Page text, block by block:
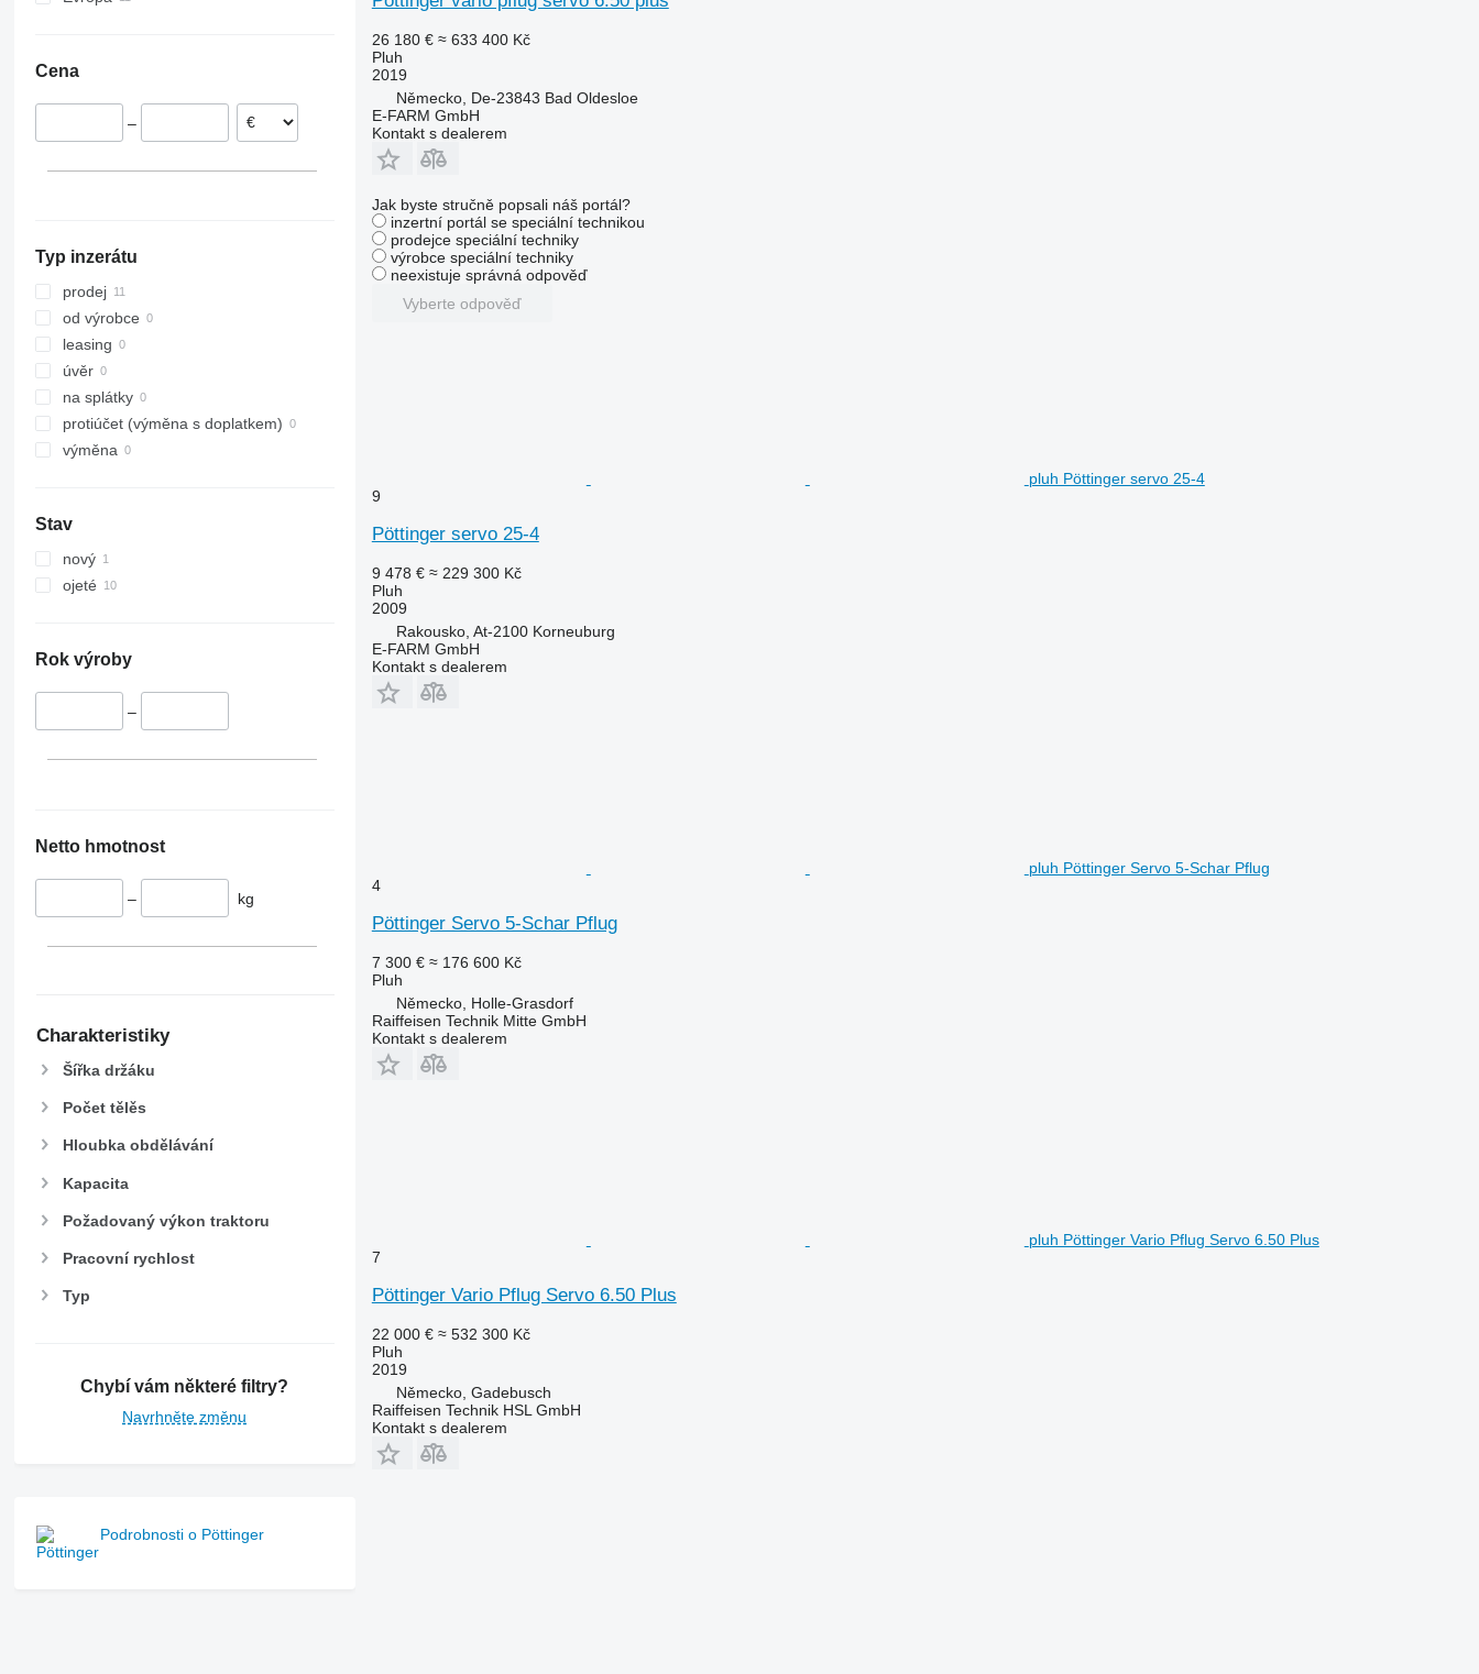
Cena
–
Typ inzerátu
prodej
od výrobce
leasing
úvěr
na splátky
protiúčet (výměna s doplatkem)
výměna
Stav
nový
ojeté
Rok výroby
–
Netto hmotnost
– kg
Charakteristiky
Šířka držáku
Počet tělěs
Hloubka obdělávání
Kapacita
Požadovaný výkon traktoru
Pracovní rychlost
Typ
Chybí vám některé filtry?
Navrhněte změnu
Podrobnosti o Pöttinger
26 180 € ≈ 633 400 Kč
Pluh
2019
Německo, De-23843 Bad Oldesloe
E-FARM GmbH
Kontakt s dealerem
Jak byste stručně popsali náš portál?
inzertní portál se speciální technikou
prodejce speciální techniky
výrobce speciální techniky
neexistuje správná odpověď
Vyberte odpověď
pluh Pöttinger servo 25-4
9
Pöttinger servo 25-4
9 478 € ≈ 229 300 Kč
Pluh
2009
Rakousko, At-2100 Korneuburg
E-FARM GmbH
Kontakt s dealerem
pluh Pöttinger Servo 5-Schar Pflug
4
Pöttinger Servo 5-Schar Pflug
7 300 € ≈ 176 600 Kč
Pluh
Německo, Holle-Grasdorf
Raiffeisen Technik Mitte GmbH
Kontakt s dealerem
pluh Pöttinger Vario Pflug Servo 6.50 Plus
7
Pöttinger Vario Pflug Servo 6.50 Plus
22 000 € ≈ 532 300 Kč
Pluh
2019
Německo, Gadebusch
Raiffeisen Technik HSL GmbH
Kontakt s dealerem